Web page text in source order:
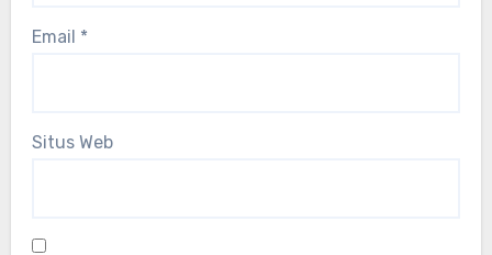
Email *
Situs Web